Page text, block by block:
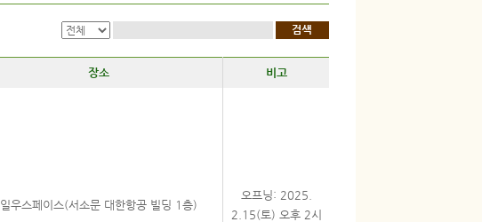
장소 비고
일우스페이스(서소문 대한항공 빌딩 1층)
오프닝: 2025.
2.15(토) 오후 2시